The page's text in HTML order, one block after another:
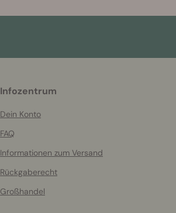
Infozentrum
Dein Konto
FAQ
Informationen zum Versand
Rückgaberecht
Großhandel